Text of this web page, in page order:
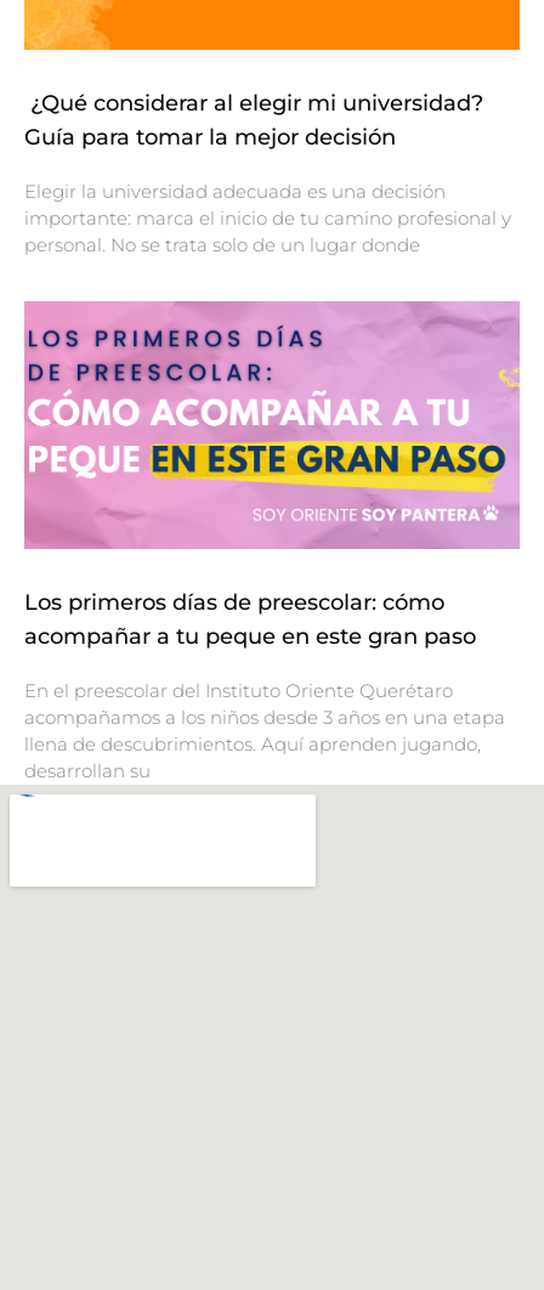
¿Qué considerar al elegir mi universidad?
Guía para tomar la mejor decisión
Elegir la universidad adecuada es una decisión
importante: marca el inicio de tu camino profesional y
personal. No se trata solo de un lugar donde
Los primeros días de preescolar: cómo
acompañar a tu peque en este gran paso
En el preescolar del Instituto Oriente Querétaro
acompañamos a los niños desde 3 años en una etapa
llena de descubrimientos. Aquí aprenden jugando,
desarrollan su